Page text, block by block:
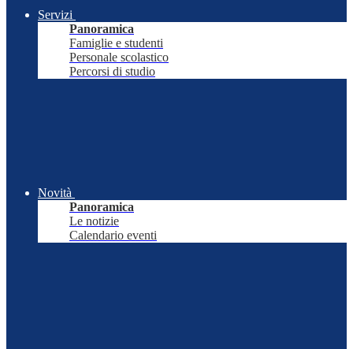
Servizi
Panoramica
Famiglie e studenti
Personale scolastico
Percorsi di studio
Novità
Panoramica
Le notizie
Calendario eventi